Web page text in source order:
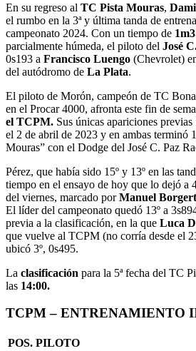
En su regreso al TC Pista Mouras,
el rumbo en la 3ª y última tanda de
campeonato 2024. Con un tiempo de
parcialmente húmeda, el piloto del José
0s193 a Francisco Luengo (Chevrolet)
del autódromo de La Plata.
El piloto de Morón, campeón de TC
en el Procar 4000, afronta este fin de
el TCPM. Sus únicas apariciones
el 2 de abril de 2023 y en ambas terminó
Mouras” con el Dodge del José C. Paz
Pérez, que había sido 15º y 13º en las
tiempo en el ensayo de hoy que lo dejó a
del viernes, marcado porManuel Borgert
El líder del campeonato quedó 13º a
previa a la clasificación, en la que Luca
que vuelve al TCPM (no corría desde el
ubicó 3º, 0s495.
La clasificación para la 5ª fecha del TC
las 14:00.
TCPM – ENTRENAMIENTO
POS. PILOTO